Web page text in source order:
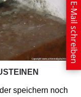
speichern noch
E-Mail schreiben